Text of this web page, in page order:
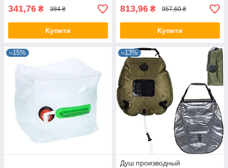
341,76 ₴ 384 ₴
Купити
813,96 ₴ 957,60 ₴
Купити
–15% –13%
Душ производный